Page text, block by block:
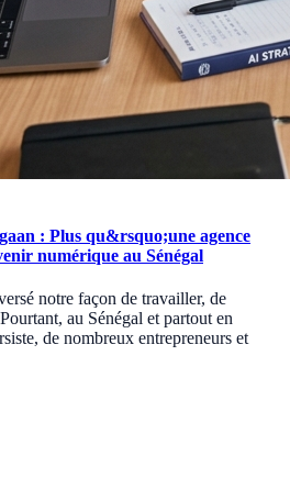
: Plus qu&rsquo;une agence
numérique au Sénégal
notre façon de travailler, de
au Sénégal et partout en
de nombreux entrepreneurs et